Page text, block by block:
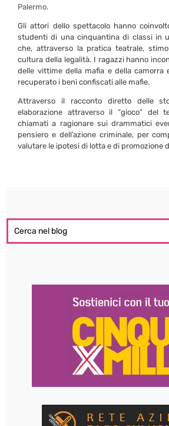
Palermo.
Gli attori dello spettacolo hanno
studenti di una cinquantina di classi in
che, attraverso la pratica teatrale,
cultura della legalità. I ragazzi hanno
delle vittime della mafia e della camorra
recuperato i beni confiscati alle mafie.
Attraverso il racconto diretto delle
elaborazione attraverso il “gioco” del
chiamati a ragionare sui drammatici
pensiero e dell’azione criminale, per
valutare le ipotesi di lotta e di promozione